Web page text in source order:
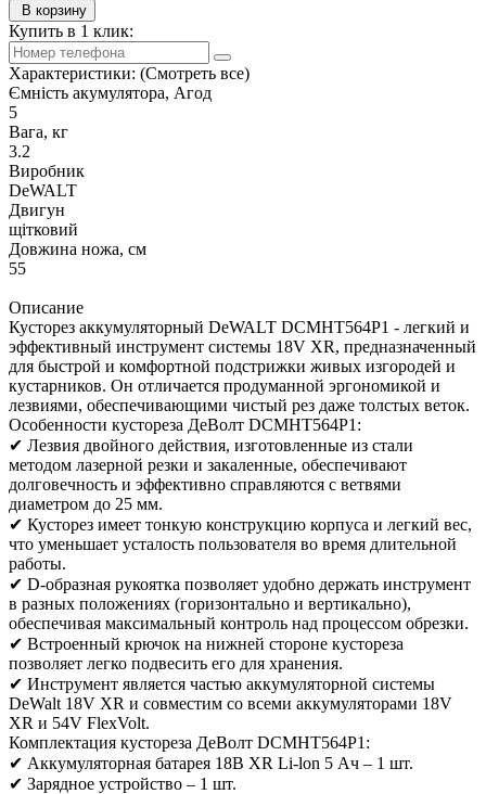
В корзину
Купить в 1 клик:
Характеристики: (Смотреть все)
Ємність акумулятора, Агод
5
Вага, кг
3.2
Виробник
DeWALT
Двигун
щітковий
Довжина ножа, см
55
Описание
Кусторез аккумуляторный DeWALT DCMHT564P1 - легкий и
эффективный инструмент системы 18V XR, предназначенный
для быстрой и комфортной подстрижки живых изгородей и
кустарников. Он отличается продуманной эргономикой и
лезвиями, обеспечивающими чистый рез даже толстых веток.
Особенности кустореза ДеВолт DCMHT564P1:
✔ Лезвия двойного действия, изготовленные из стали
методом лазерной резки и закаленные, обеспечивают
долговечность и эффективно справляются с ветвями
диаметром до 25 мм.
✔ Кусторез имеет тонкую конструкцию корпуса и легкий вес,
что уменьшает усталость пользователя во время длительной
работы.
✔ D-образная рукоятка позволяет удобно держать инструмент
в разных положениях (горизонтально и вертикально),
обеспечивая максимальный контроль над процессом обрезки.
✔ Встроенный крючок на нижней стороне кустореза
позволяет легко подвесить его для хранения.
✔ Инструмент является частью аккумуляторной системы
DeWalt 18V XR и совместим со всеми аккумуляторами 18V
XR и 54V FlexVolt.
Комплектация кустореза ДеВолт DCMHT564P1:
✔ Аккумуляторная батарея 18В XR Li-lon 5 Ач – 1 шт.
✔ Зарядное устройство – 1 шт.